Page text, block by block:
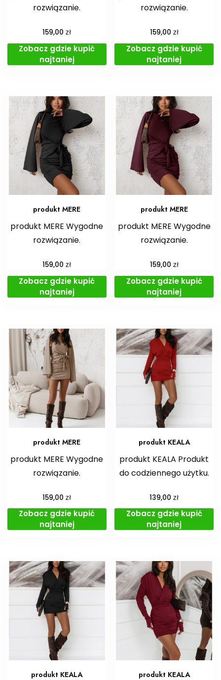
rozwiązanie.
159,00zł
Zobacz gdzie kupić
najtaniej
rozwiązanie.
159,00 zł
Zobacz gdzie kupić
najtaniej
produkt MERE
produkt MERE Wygodne
rozwiązanie.
159,00zł
Zobacz gdzie kupić
najtaniej
produkt MERE
produkt MERE Wygodne
rozwiązanie.
159,00 zł
Zobacz gdzie kupić
najtaniej
produkt MERE
produkt MERE Wygodne
rozwiązanie.
159,00zł
Zobacz gdzie kupić
najtaniej
produkt KEALA
produkt KEALA Produkt
do codziennego użytku.
139,00zł
Zobacz gdzie kupić
najtaniej
produkt KEALA produkt KEALA